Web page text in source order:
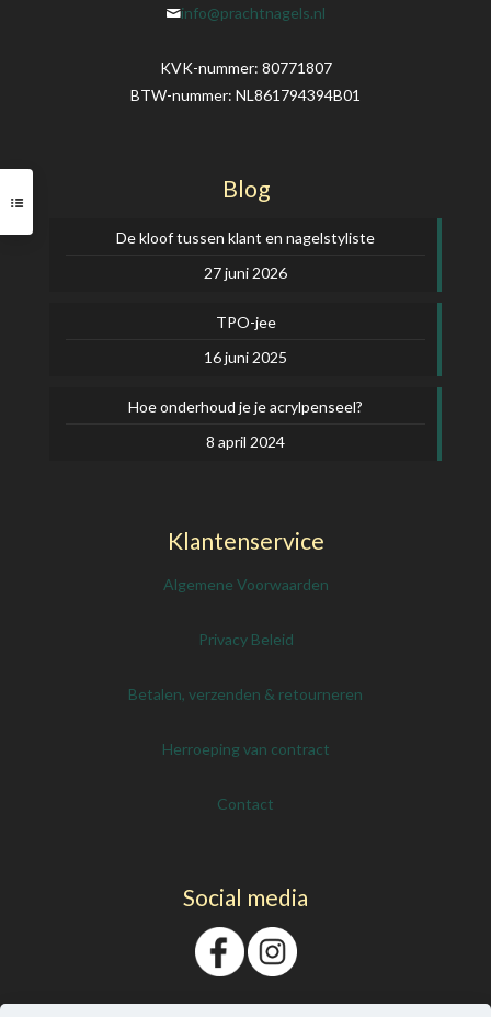
info@prachtnagels.nl
KVK-nummer: 80771807
BTW-nummer: NL861794394B01
Blog
De kloof tussen klant en nagelstyliste
27 juni 2026
TPO-jee
16 juni 2025
Hoe onderhoud je je acrylpenseel?
8 april 2024
Klantenservice
Algemene Voorwaarden
Privacy Beleid
Betalen, verzenden & retourneren
Herroeping van contract
Contact
Social media